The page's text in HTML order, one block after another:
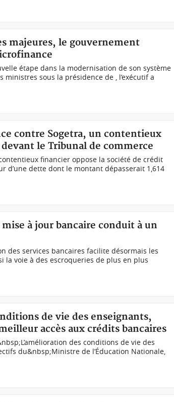
majeures, le gouvernement
étape dans la modernisation de son système
sous la présidence de , l’exécutif a
contre Sogetra, un contentieux
le Tribunal de commerce
financier oppose la société de crédit
d’une dette dont le montant dépasserait 1,614
à jour bancaire conduit à un
des services bancaires facilite désormais les
la voie à des escroqueries de plus en plus
de vie des enseignants,
accès aux crédits bancaires
des conditions de vie des
du&nbsp;Ministre de l’Éducation Nationale,